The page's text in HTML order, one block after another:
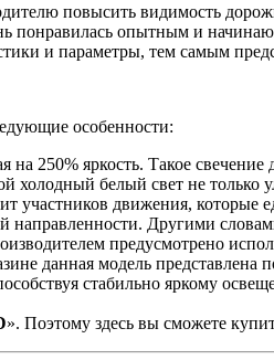
повысить видимость
понравилась опытным и
и параметры, тем самым
особенности:
на 250% яркость. Такое
холодный белый свет не
участников движения, которые
направленности. Другими
предусмотрено
данная модель представлена
стабильно яркому
». Поэтому здесь вы сможете